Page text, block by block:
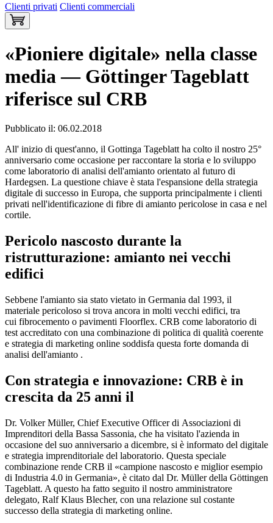
Clienti privati Clienti commerciali
«Pioniere digitale» nella classe
media — Göttinger Tageblatt
riferisce sul CRB
Pubblicato il: 06.02.2018
All' inizio di quest'anno, il Gottinga Tageblatt ha colto il nostro 25°
anniversario come occasione per raccontare la storia e lo sviluppo
come laboratorio di analisi dell'amianto orientato al futuro di
Hardegsen. La questione chiave è stata l'espansione della strategia
digitale di successo in Europa, che supporta principalmente i clienti
privati nell'identificazione di fibre di amianto pericolose in casa e nel
cortile.
Pericolo nascosto durante la
ristrutturazione: amianto nei vecchi
edifici
Sebbene l'amianto sia stato vietato in Germania dal 1993, il
materiale pericoloso si trova ancora in molti vecchi edifici, tra
cui fibrocemento o pavimenti Floorflex. CRB come laboratorio di
test accreditato con una combinazione di politica di qualità coerente
e strategia di marketing online soddisfa questa forte domanda di
analisi dell'amianto .
Con strategia e innovazione: CRB è in
crescita da 25 anni il
Dr. Volker Müller, Chief Executive Officer di Associazioni di
Imprenditori della Bassa Sassonia, che ha visitato l'azienda in
occasione del suo anniversario a dicembre, si è informato del digitale
e strategia imprenditoriale del laboratorio. Questa speciale
combinazione rende CRB il «campione nascosto e miglior esempio
di Industria 4.0 in Germania», è citato dal Dr. Müller della Göttingen
Tageblatt. A questo ha fatto seguito il nostro amministratore
delegato, Ralf Klaus Blecher, con una relazione sul costante
successo della strategia di marketing online.